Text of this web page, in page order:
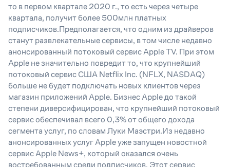
то в первом квартале 2020 г., то есть через четыре
квартала, получит более 500млн платных
подписчиков.Предполагается, что одним из драйверов
станут развлекательные сервисы, в том числе недавно
анонсированный потоковый сервис Apple TV. При этом
Apple не значительно повредит то, что крупнейший
потоковый сервис США Netflix Inc. (NFLX, NASDAQ)
больше не будет подключать новых клиентов через
магазин приложений Apple. Бизнес Apple до такой
степени диверсифицирован, что крупнейший потоковый
сервис обеспечивал всего 0,3% от общего дохода
сегмента услуг, по словам Луки Маэстри.Из недавно
анонсированных услуг Apple уже запущен новостной
сервис Apple News+, который оказался очень
востребованным среди подписчиков. Этот сервис